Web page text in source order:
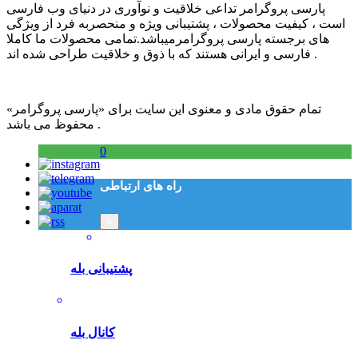
پارسی پروگرامر تداعی خلاقیت و نوآوری در دنیای وب فارسی
است ، کیفیت محصولات ، پشتیبانی ویژه و منحصربه فرد از ویژگی
های برجسته پارسی پروگرامرمیباشد.تمامی محصولات ما کاملا
فارسی و ایرانی هستند که با ذوق و خلاقیت طراحی شده اند .
تمام حقوق مادی و معنوی این سایت برای «پارسی پروگرامر»
محفوظ می باشد .
0
راه های ارتباطی
پشتیبانی بله
کانال بله